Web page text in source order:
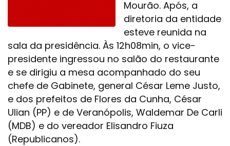
Mourão. Após, a
diretoria da entidade
esteve reunida na
sala da presidência. Às 12h08min, o vice-
presidente ingressou no salão do restaurante
e se dirigiu a mesa acompanhado do seu
chefe de Gabinete, general César Leme Justo,
e dos prefeitos de Flores da Cunha, César
Ulian (PP) e de Veranópolis, Waldemar De Carli
(MDB) e do vereador Elisandro Fiuza
(Republicanos).